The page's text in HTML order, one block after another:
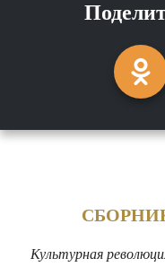
Культурная